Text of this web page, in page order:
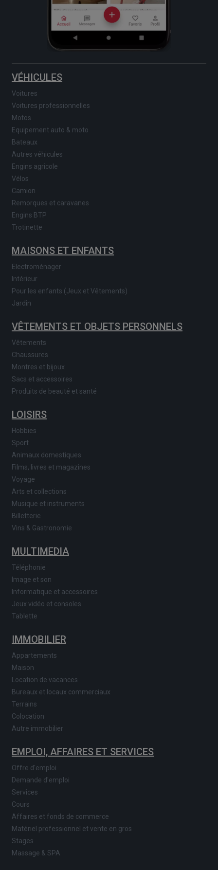
VÉHICULES
Voitures
Voitures professionnelles
Motos
Equipement auto & moto
Bateaux
Autres véhicules
Engins agricole
Vélos
Camion
Remorques et caravanes
Engins BTP
Trotinette
MAISONS ET ENFANTS
Electroménager
Intérieur
Pour les enfants (Jeux et Vêtements)
Jardin
VÊTEMENTS ET OBJETS PERSONNELS
Vêtements
Chaussures
Montres et bijoux
Sacs et accessoires
Produits de beauté et santé
LOISIRS
Hobbies
Sport
Animaux domestiques
Films, livres et magazines
Voyage
Arts et collections
Musique et instruments
Billetterie
Vins & Gastronomie
MULTIMEDIA
Téléphonie
Image et son
Informatique et accessoires
Jeux vidéo et consoles
Tablette
IMMOBILIER
Appartements
Maison
Location de vacances
Bureaux et locaux commerciaux
Terrains
Colocation
Autre immobilier
EMPLOI, AFFAIRES ET SERVICES
Offre d'emploi
Demande d'emploi
Services
Cours
Affaires et fonds de commerce
Matériel professionnel et vente en gros
Stages
Massage & SPA